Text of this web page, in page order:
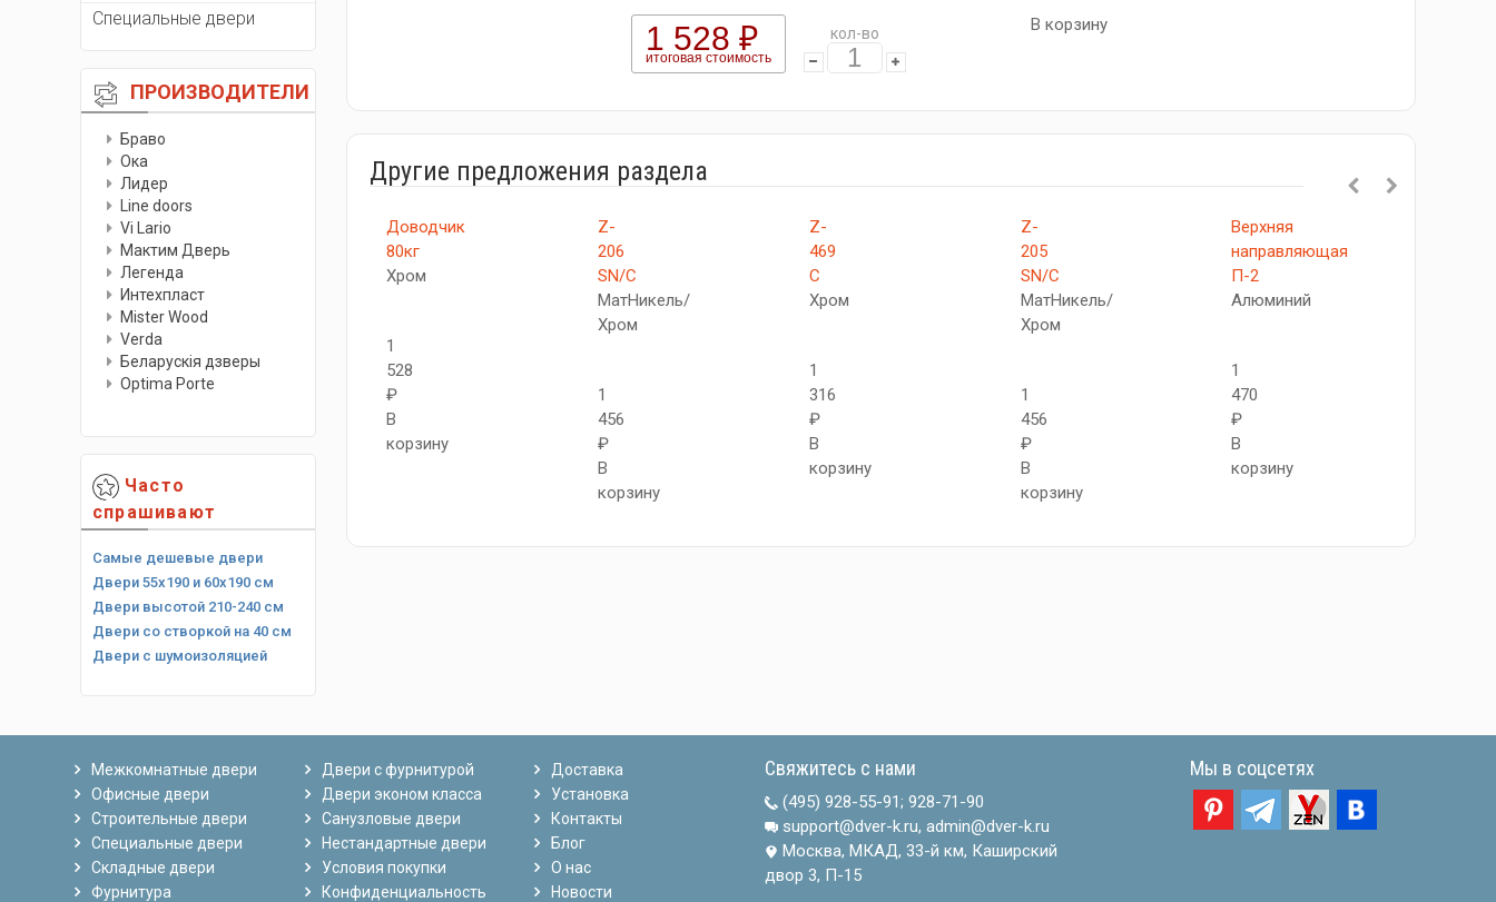
Специальные двери
ПРОИЗВОДИТЕЛИ
Браво
Ока
Лидер
Line doors
Vi Lario
Мактим Дверь
Легенда
Интехпласт
Мister Wood
Verda
Беларускiя дзверы
Optima Porte
Часто
спрашивают
Самые дешевые двери
Двери 55х190 и 60х190 см
Двери высотой 210-240 см
Двери со створкой на 40 см
Двери с шумоизоляцией
1 528 ₽
итоговая стоимость
кол-во В корзину
Другие предложения раздела
Доводчик
80кг
Хром
1
528
₽
В
корзину
Z-
206
SN/C
МатНикель/
Хром
1
456
₽
В
корзину
Z-
469
C
Хром
1
316
₽
В
корзину
Z-
205
SN/C
МатНикель/
Хром
1
456
₽
В
корзину
Верхняя
направляющая
П-2
Алюминий
1
470
₽
В
корзину
Межкомнатные двери
Офисные двери
Строительные двери
Специальные двери
Складные двери
Фурнитура
Двери с фурнитурой
Двери эконом класса
Санузловые двери
Нестандартные двери
Условия покупки
Конфиденциальность
Доставка
Установка
Контакты
Блог
О нас
Новости
Свяжитесь с нами
(495) 928-55-91; 928-71-90
support@dver-k.ru, admin@dver-k.ru
Москва, МКАД, 33-й км, Каширский
двор 3, П-15
Мы в соцсетях